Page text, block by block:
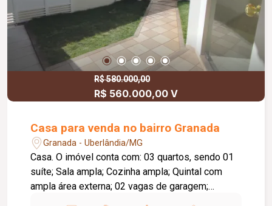
R$ 580.000,00
R$ 560.000,00 V
Casa para venda no bairro Granada
Granada - Uberlândia/MG
Casa. O imóvel conta com: 03 quartos, sendo 01
suíte; Sala ampla; Cozinha ampla; Quintal com
ampla área externa; 02 vagas de garagem;